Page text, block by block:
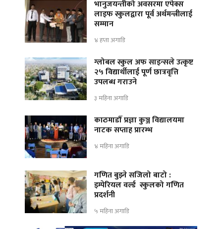
भानुजयन्तीको अवसरमा एपेक्स
लाइफ स्कुलद्वारा पूर्व अर्थमन्त्रीलाई
सम्मान
४ हप्ता अगाडि
ग्लोबल स्कुल अफ साइन्सले उत्कृष्ट
२५ विद्यार्थीलाई पूर्ण छात्रवृत्ति
उपलब्ध गराउने
३ महिना अगाडि
काठमाडौँ प्रज्ञा कुञ्ज विद्यालयमा
नाटक सप्ताह प्रारम्भ
४ महिना अगाडि
गणित बुझ्ने सजिलो बाटो :
इम्पेरियल वर्ल्ड स्कुलको गणित
प्रदर्शनी
५ महिना अगाडि